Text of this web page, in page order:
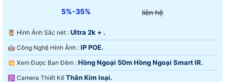
5%-35% liên hệ
🦉 Hình Ảnh Sắc nét : Ultra 2k + .
🤖️ Công Nghệ Hình Ảnh : IP POE.
💥 Xem Được Ban Đêm : Hồng Ngoại 50m Hồng Ngoại Smart IR.
🕉️ Camera Thiết Kế Thân Kim loại.